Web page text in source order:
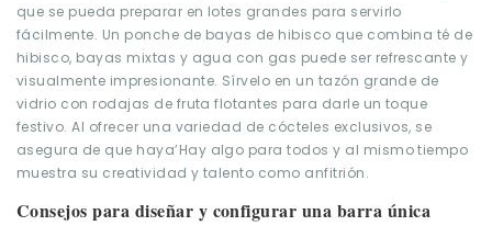
que se pueda preparar en lotes grandes para servirlo
fácilmente. Un ponche de bayas de hibisco que combina té de
hibisco, bayas mixtas y agua con gas puede ser refrescante y
visualmente impresionante. Sírvelo en un tazón grande de
vidrio con rodajas de fruta flotantes para darle un toque
festivo. Al ofrecer una variedad de cócteles exclusivos, se
asegura de que haya’Hay algo para todos y al mismo tiempo
muestra su creatividad y talento como anfitrión.
Consejos para diseñar y configurar una barra única